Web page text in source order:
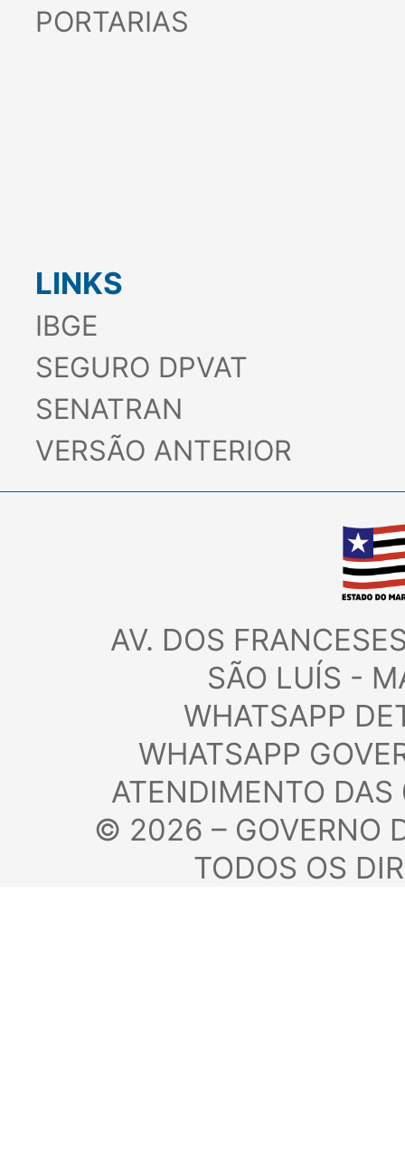
PORTARIAS
LINKS
IBGE
SEGURO DPVAT
SENATRAN
VERSÃO ANTERIOR
AV. DOS
SÃO LUÍS -
WHATSAPP
WHATSAPP
ATENDIMENTO
© 2026 – GOVERNO
TODOS OS